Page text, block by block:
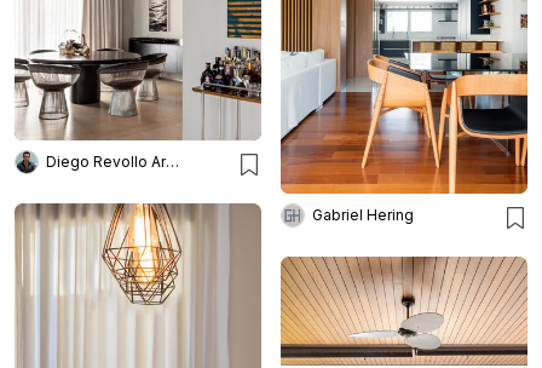
Diego Revollo Arquitetura
Gabriel Hering